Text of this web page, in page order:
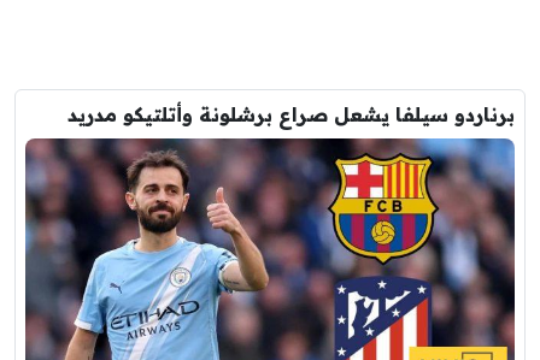
برناردو سيلفا يشعل صراع برشلونة وأتلتيكو مدريد